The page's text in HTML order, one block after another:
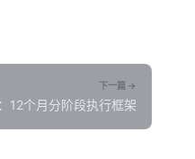
下一篇 →
12个月分阶段执行框架